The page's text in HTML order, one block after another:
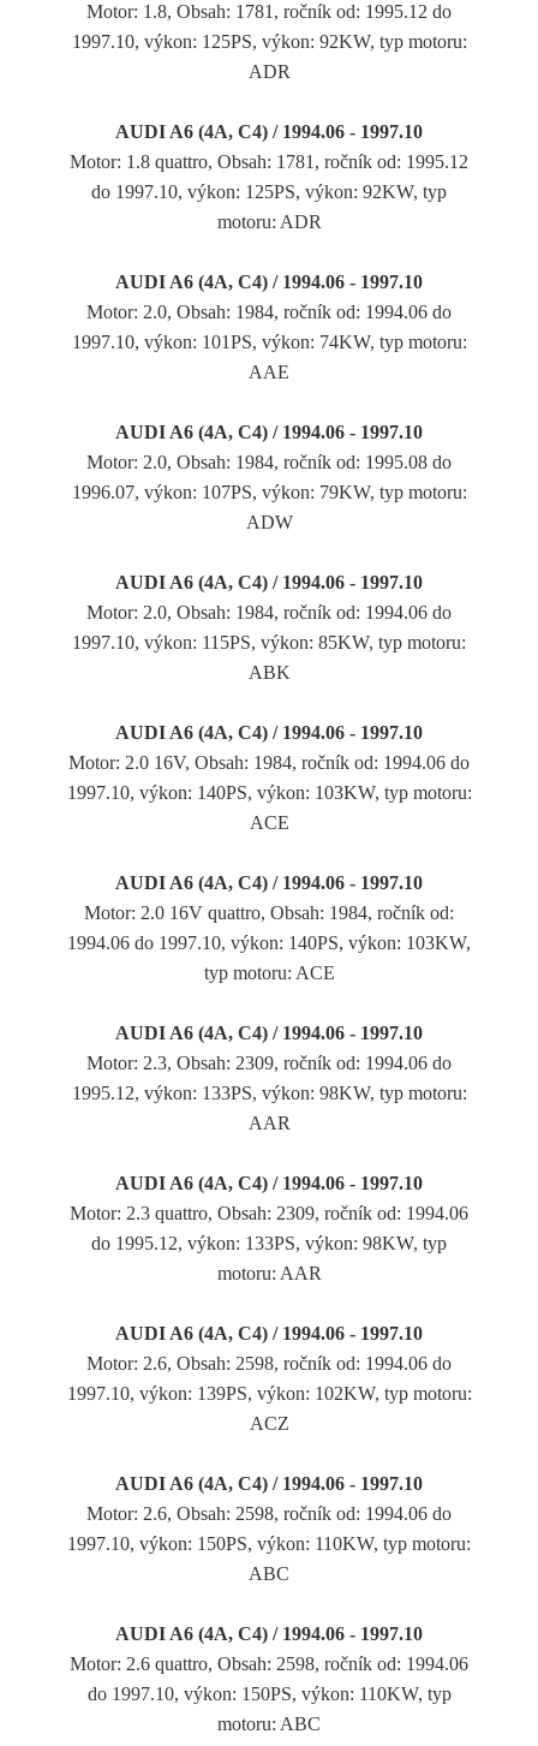
Motor: 1.8, Obsah: 1781, ročník od: 1995.12 do
1997.10, výkon: 125PS, výkon: 92KW, typ motoru:
ADR
AUDI A6 (4A, C4) / 1994.06 - 1997.10
Motor: 1.8 quattro, Obsah: 1781, ročník od: 1995.12
do 1997.10, výkon: 125PS, výkon: 92KW, typ
motoru: ADR
AUDI A6 (4A, C4) / 1994.06 - 1997.10
Motor: 2.0, Obsah: 1984, ročník od: 1994.06 do
1997.10, výkon: 101PS, výkon: 74KW, typ motoru:
AAE
AUDI A6 (4A, C4) / 1994.06 - 1997.10
Motor: 2.0, Obsah: 1984, ročník od: 1995.08 do
1996.07, výkon: 107PS, výkon: 79KW, typ motoru:
ADW
AUDI A6 (4A, C4) / 1994.06 - 1997.10
Motor: 2.0, Obsah: 1984, ročník od: 1994.06 do
1997.10, výkon: 115PS, výkon: 85KW, typ motoru:
ABK
AUDI A6 (4A, C4) / 1994.06 - 1997.10
Motor: 2.0 16V, Obsah: 1984, ročník od: 1994.06 do
1997.10, výkon: 140PS, výkon: 103KW, typ motoru:
ACE
AUDI A6 (4A, C4) / 1994.06 - 1997.10
Motor: 2.0 16V quattro, Obsah: 1984, ročník od:
1994.06 do 1997.10, výkon: 140PS, výkon: 103KW,
typ motoru: ACE
AUDI A6 (4A, C4) / 1994.06 - 1997.10
Motor: 2.3, Obsah: 2309, ročník od: 1994.06 do
1995.12, výkon: 133PS, výkon: 98KW, typ motoru:
AAR
AUDI A6 (4A, C4) / 1994.06 - 1997.10
Motor: 2.3 quattro, Obsah: 2309, ročník od: 1994.06
do 1995.12, výkon: 133PS, výkon: 98KW, typ
motoru: AAR
AUDI A6 (4A, C4) / 1994.06 - 1997.10
Motor: 2.6, Obsah: 2598, ročník od: 1994.06 do
1997.10, výkon: 139PS, výkon: 102KW, typ motoru:
ACZ
AUDI A6 (4A, C4) / 1994.06 - 1997.10
Motor: 2.6, Obsah: 2598, ročník od: 1994.06 do
1997.10, výkon: 150PS, výkon: 110KW, typ motoru:
ABC
AUDI A6 (4A, C4) / 1994.06 - 1997.10
Motor: 2.6 quattro, Obsah: 2598, ročník od: 1994.06
do 1997.10, výkon: 150PS, výkon: 110KW, typ
motoru: ABC